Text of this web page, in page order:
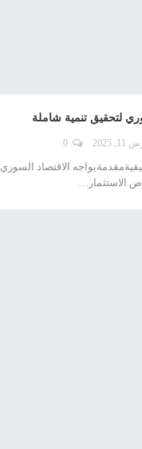
لتحقيق تنمية شاملة
2025
0
الاقتصاد السوري
الاستثمار …